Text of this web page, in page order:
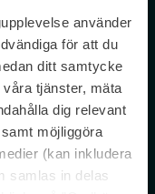
använder
för att du
ditt samtycke
tjänster, mäta
dig relevant
möjliggöra
(kan inkludera
samlas in delas
. Avprenumerera